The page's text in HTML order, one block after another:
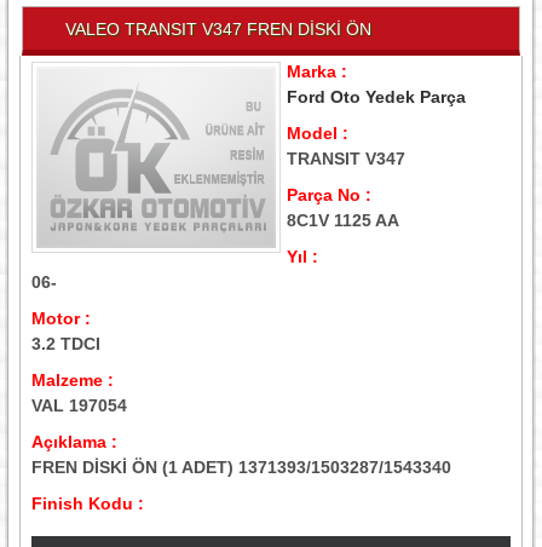
VALEO TRANSIT V347 FREN DİSKİ ÖN
Marka :
Ford Oto Yedek Parça
Model :
TRANSIT V347
Parça No :
8C1V 1125 AA
Yıl :
06-
Motor :
3.2 TDCI
Malzeme :
VAL 197054
Açıklama :
FREN DİSKİ ÖN (1 ADET) 1371393/1503287/1543340
Finish Kodu :